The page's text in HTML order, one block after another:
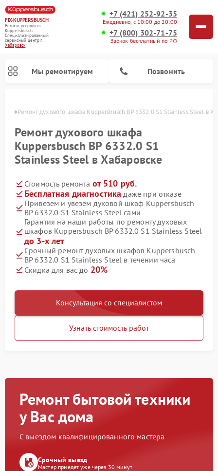
FIX-KUPPERSBUSCH
Ремонт устройств
Kuppersbusch
Специализированный
cервисный центр г.
Хабаровск
+7 (421) 252-92-35
Ежедневно, с 10:00 до 20:00
+7 (800) 302-71-75
Звонок бесплатный по РФ
Мы ремонтируем Позвонить
Ремонт духового шкафа Kuppersbusch BP 6332.0 S1 Stainless Steel в
Ремонт духового шкафа
Kuppersbusch BP 6332.0 S1
Stainless Steel в Хабаровске
Стоимость ремонта от 510 руб.
Бесплатная диагностика даже при отказе
Привезем и увезем духовой шкаф Kuppersbusch
BP 6332.0 S1 Stainless Steel сами
Гарантия на наши работы по ремонту духовых
шкафов Kuppersbusch BP 6332.0 S1 Stainless Steel
до 3-х лет
Срочный ремонт духовых шкафов Kuppersbusch
BP 6332.0 S1 Stainless Steel в течении часа
Скидка для вас до 20%
Консультация со специалистом
Узнать стоимость работ
Ремонт бытовой техники
у Вас дома
С выездом квалифицированного мастера
Срочный выезд
Мастер приедет уже через 30 минут